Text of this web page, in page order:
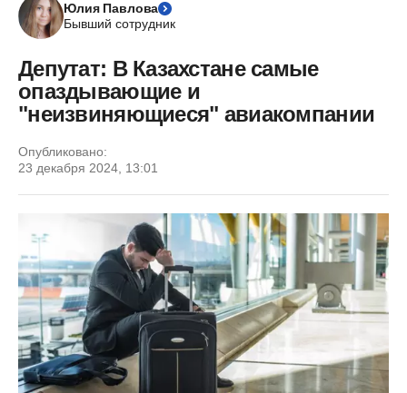
Юлия Павлова
Бывший сотрудник
Депутат: В Казахстане самые
опаздывающие и
"неизвиняющиеся" авиакомпании
Опубликовано:
23 декабря 2024, 13:01